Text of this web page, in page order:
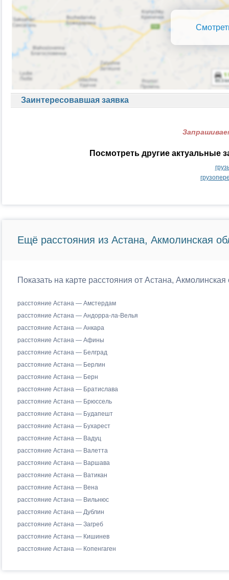
Заинтересовавшая заявка
Посмотреть другие актуальные
Ещё расстояния из Астана, Акмолинская
Показать на карте расстояния от Астана,
расстояние Астана — Амстердам
расстояние Астана — Андорра-ла-Велья
расстояние Астана — Анкара
расстояние Астана — Афины
расстояние Астана — Белград
расстояние Астана — Берлин
расстояние Астана — Берн
расстояние Астана — Братислава
расстояние Астана — Брюссель
расстояние Астана — Будапешт
расстояние Астана — Бухарест
расстояние Астана — Вадуц
расстояние Астана — Валетта
расстояние Астана — Варшава
расстояние Астана — Ватикан
расстояние Астана — Вена
расстояние Астана — Вильнюс
расстояние Астана — Дублин
расстояние Астана — Загреб
расстояние Астана — Кишинев
расстояние Астана — Копенгаген